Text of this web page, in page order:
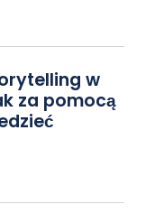
w
za pomocą